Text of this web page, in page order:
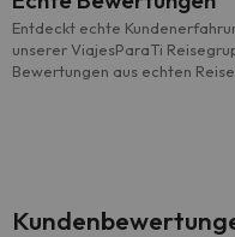
Entdeckt echte
unserer ViajesParaTi
Bewertungen aus echten